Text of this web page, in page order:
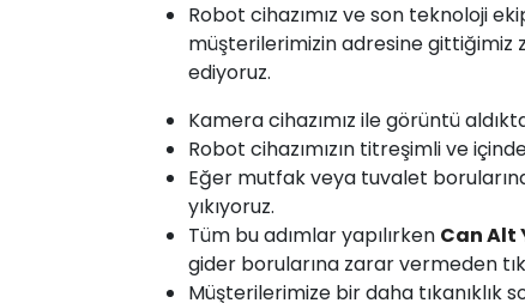
Robot cihazımız ve son teknoloji
müşterilerimizin adresine gittiğimiz
ediyoruz.
Kamera cihazımız ile görüntü
Robot cihazımızın titreşimli ve
Eğer mutfak veya tuvalet
yıkıyoruz.
Tüm bu adımlar yapılırken Can Alt
gider borularına zarar vermeden
Müşterilerimize bir daha tıkanıklık